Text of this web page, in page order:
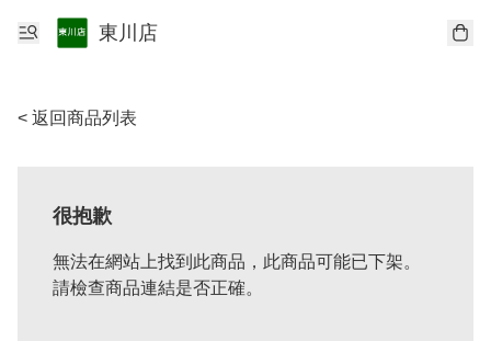
東川店
< 返回商品列表
很抱歉
無法在網站上找到此商品，此商品可能已下架。
請檢查商品連結是否正確。